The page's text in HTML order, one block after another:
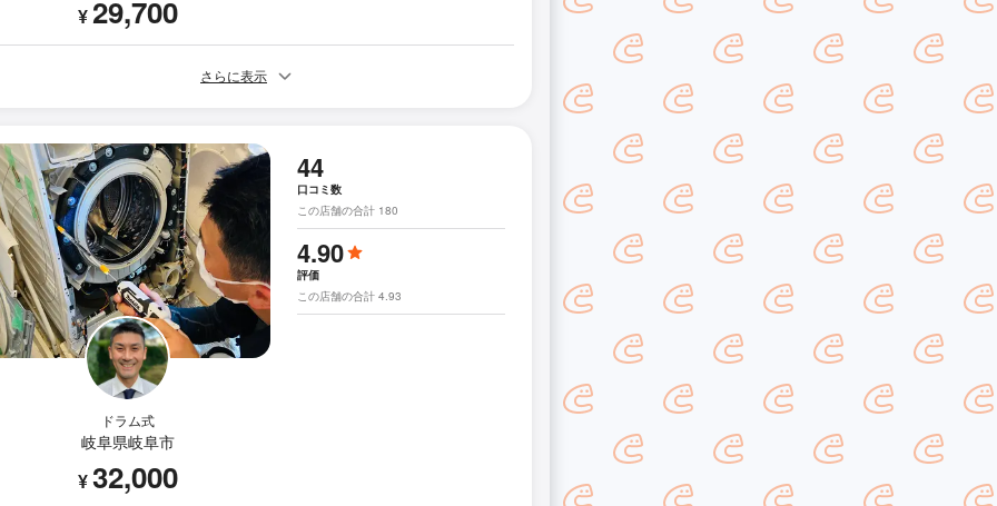
¥29,700
さらに表示
ドラム式
岐阜県岐阜市
¥32,000
44
口コミ数
この店舗の合計 180
4.90
評価
この店舗の合計 4.93